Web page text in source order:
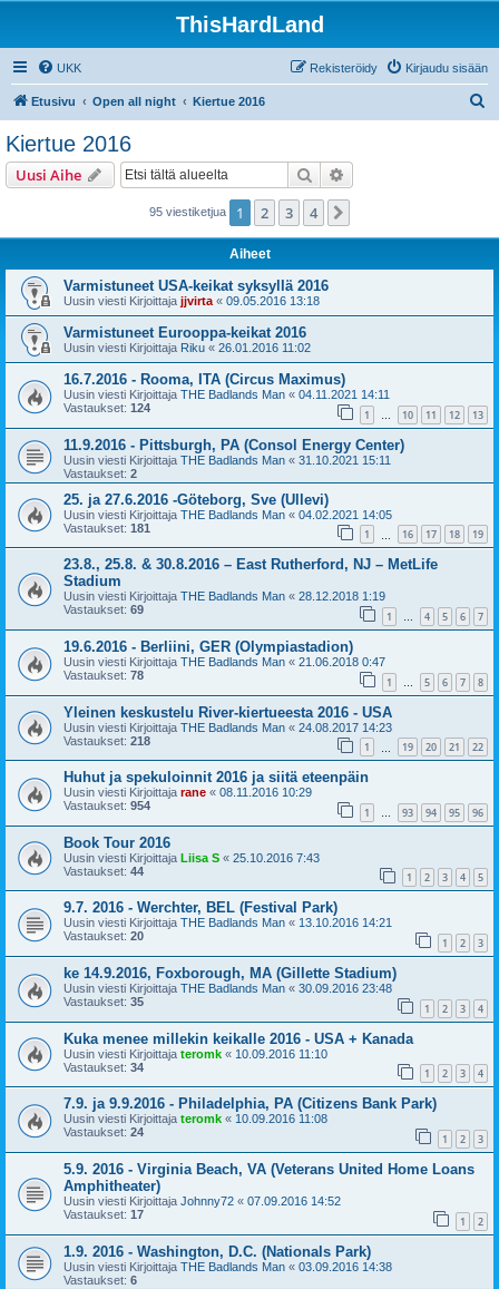
ThisHardLand
UKK Kirjaudu sisään
Rekisteröidy
Etusivu Open all night Kiertue 2016
Kiertue 2016
Uusi Aihe Etsi
95 viestiketjua 1 2 3 4
Aiheet
Varmistuneet USA-keikat syksyllä 2016
Uusin viesti Kirjoittaja jjvirta « 09.05.2016 13:18
Varmistuneet Eurooppa-keikat 2016
Uusin viesti Kirjoittaja Riku « 26.01.2016 11:02
16.7.2016 - Rooma, ITA (Circus Maximus)
Uusin viesti Kirjoittaja THE Badlands Man « 04.11.2021 14:11
Vastaukset: 124 1 … 10 11 12 13
11.9.2016 - Pittsburgh, PA (Consol Energy Center)
Uusin viesti Kirjoittaja THE Badlands Man « 31.10.2021 15:11
Vastaukset: 2
25. ja 27.6.2016 -Göteborg, Sve (Ullevi)
Uusin viesti Kirjoittaja THE Badlands Man « 04.02.2021 14:05
Vastaukset: 181 1 16 17 18 19
23.8., 25.8. & 30.8.2016 – East Rutherford, NJ – MetLife
Stadium
Uusin viesti Kirjoittaja THE Badlands Man « 28.12.2018 1:19
Vastaukset: 69 1 … 4 5 6 7
19.6.2016 - Berliini, GER (Olympiastadion)
Uusin viesti Kirjoittaja THE Badlands Man « 21.06.2018 0:47
Vastaukset: 78 1 … 5 6 7 8
Yleinen keskustelu River-kiertueesta 2016 - USA
Uusin viesti Kirjoittaja THE Badlands Man « 24.08.2017 14:23
Vastaukset: 218 1 19 20 21 22
Huhut ja spekuloinnit 2016 ja siitä eteenpäin
Uusin viesti Kirjoittaja rane « 08.11.2016 10:29
Vastaukset: 954 1 … 93 94 95 96
Book Tour 2016
Uusin viesti Kirjoittaja Liisa S « 25.10.2016 7:43
Vastaukset: 44 1 2 3 4 5
9.7. 2016 - Werchter, BEL (Festival Park)
Uusin viesti Kirjoittaja THE Badlands Man « 13.10.2016 14:21
Vastaukset: 20 1 2 3
ke 14.9.2016, Foxborough, MA (Gillette Stadium)
Uusin viesti Kirjoittaja THE Badlands Man « 30.09.2016 23:48
Vastaukset: 35 1 2 3 4
Kuka menee millekin keikalle 2016 - USA + Kanada
Uusin viesti Kirjoittaja teromk « 10.09.2016 11:10
Vastaukset: 34 1 2 3 4
7.9. ja 9.9.2016 - Philadelphia, PA (Citizens Bank Park)
Uusin viesti Kirjoittaja teromk « 10.09.2016 11:08
Vastaukset: 24 1 2 3
5.9. 2016 - Virginia Beach, VA (Veterans United Home Loans
Amphitheater)
Uusin viesti Kirjoittaja Johnny72 « 07.09.2016 14:52
Vastaukset: 17 1 2
1.9. 2016 - Washington, D.C. (Nationals Park)
Uusin viesti Kirjoittaja THE Badlands Man « 03.09.2016 14:38
Vastaukset: 6